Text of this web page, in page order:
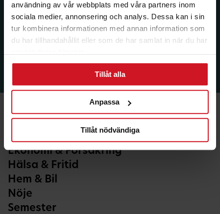
användning av vår webbplats med våra partners inom
sociala medier, annonsering och analys. Dessa kan i sin
tur kombinera informationen med annan information som
du har tillhandahållit eller som de har samlat in när du har
Tillåt alla
Anpassa
Tillåt nödvändiga
Ekonomi & Försäkring
Hälsa & Fritid
Hem & Bil
Nöje
Semester